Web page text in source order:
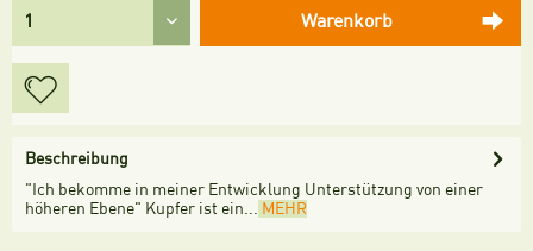
Warenkorb
Beschreibung
"Ich bekomme in meiner Entwicklung Unterstützung von einer
höheren Ebene" Kupfer ist ein... MEHR